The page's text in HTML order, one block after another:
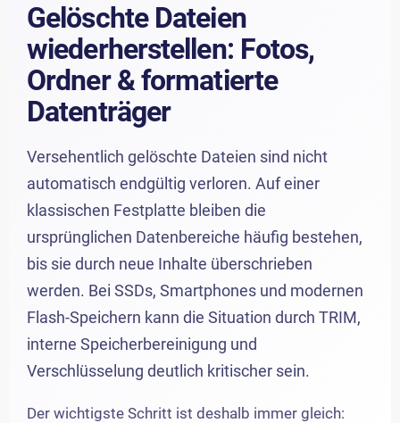
Gelöschte Dateien
wiederherstellen: Fotos,
Ordner & formatierte
Datenträger
Versehentlich gelöschte Dateien sind nicht
automatisch endgültig verloren. Auf einer
klassischen Festplatte bleiben die
ursprünglichen Datenbereiche häufig bestehen,
bis sie durch neue Inhalte überschrieben
werden. Bei SSDs, Smartphones und modernen
Flash-Speichern kann die Situation durch TRIM,
interne Speicherbereinigung und
Verschlüsselung deutlich kritischer sein.
Der wichtigste Schritt ist deshalb immer gleich: